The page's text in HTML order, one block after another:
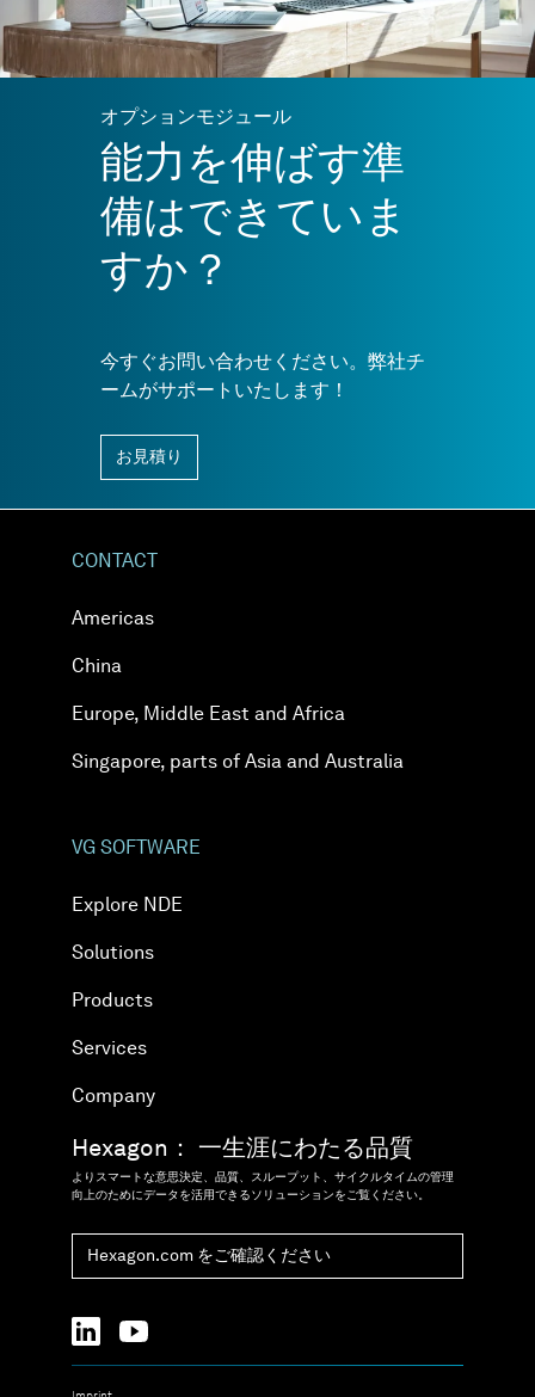
オプションモジュール
能力を伸ばす準
備はできていま
すか？
今すぐお問い合わせください。弊社チ
ームがサポートいたします！
お見積り
CONTACT
Americas
China
Europe, Middle East and Africa
Singapore, parts of Asia and Australia
VG SOFTWARE
Explore NDE
Solutions
Products
Services
Company
Hexagon： 一生涯にわたる品質
よりスマートな意思決定、品質、スループット、サイクルタイムの管理
向上のためにデータを活用できるソリューションをご覧ください。
Hexagon.com をご確認ください